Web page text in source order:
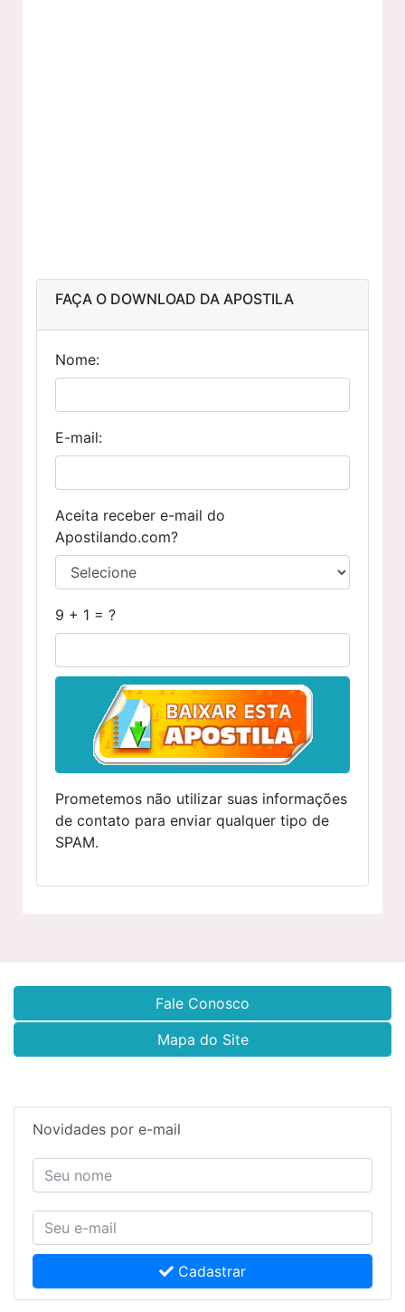
FAÇA O DOWNLOAD DA APOSTILA
Nome:
E-mail:
Aceita receber e-mail do
Apostilando.com?
9 + 1 = ?
Prometemos não utilizar suas informações
de contato para enviar qualquer tipo de
SPAM.
Fale Conosco
Mapa do Site
Novidades por e-mail
Cadastrar